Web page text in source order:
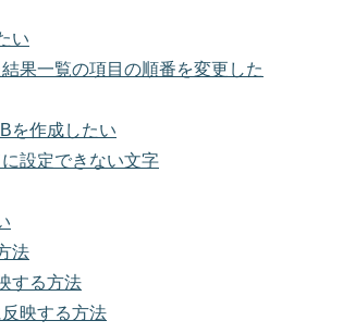
い
果一覧の項目の順番を変更した
を作成したい
設定できない文字
法
する方法
映する方法